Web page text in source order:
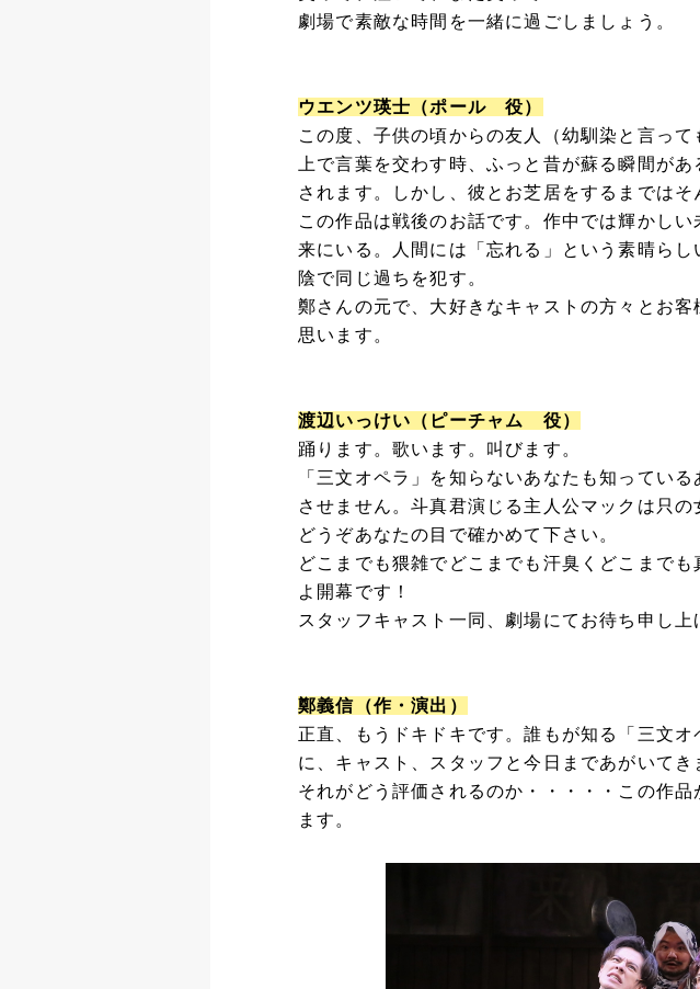
劇場で素敵な時間を一緒に過ごしましょう。
ウエンツ瑛士（ポール 役）
この度、子供の頃からの友人（幼馴染と言っ
上で言葉を交わす時、ふっと昔が蘇る瞬間が
されます。しかし、彼とお芝居をするまではそ
この作品は戦後のお話です。作中では輝かし
来にいる。人間には「忘れる」という素晴ら
陰で同じ過ちを犯す。
鄭さんの元で、大好きなキャストの方々とお
思います。
渡辺いっけい（ピーチャム 役）
踊ります。歌います。叫びます。
「三文オペラ」を知らないあなたも知ってい
させません。斗真君演じる主人公マックは只
どうぞあなたの目で確かめて下さい。
どこまでも猥雑でどこまでも汗臭くどこまで
よ開幕です！
スタッフキャスト一同、劇場にてお待ち申
鄭義信（作・演出）
正直、もうドキドキです。誰もが知る「三文
に、キャスト、スタッフと今日まであがいてき
それがどう評価されるのか・・・・・この作
ます。